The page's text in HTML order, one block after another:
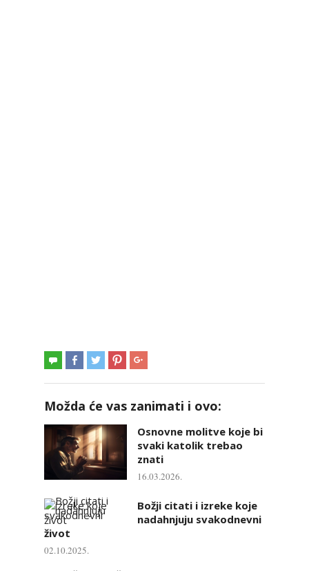
Možda će vas zanimati i ovo:
Osnovne molitve koje bi
svaki katolik trebao
znati
16.03.2026.
Božji citati i izreke koje
nadahnjuju svakodnevni
život
02.10.2025.